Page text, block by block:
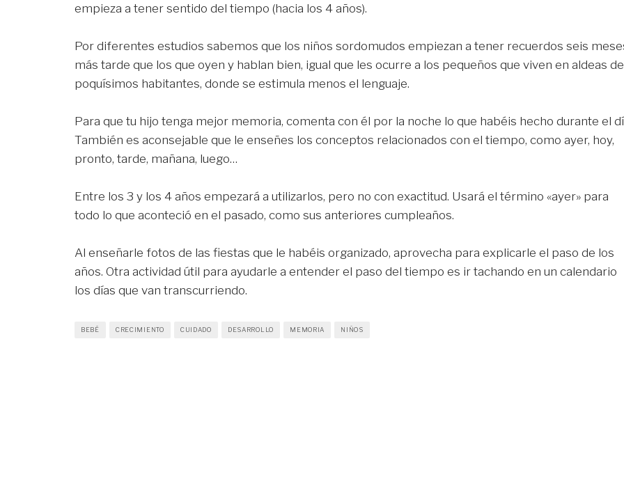
empieza a tener sentido del tiempo (hacia los 4 años).
Por diferentes estudios sabemos que los niños sordomudos empiezan a tener recuerdos seis
más tarde que los que oyen y hablan bien, igual que les ocurre a los pequeños que viven en aldeas de
poquísimos habitantes, donde se estimula menos el lenguaje.
Para que tu hijo tenga mejor memoria, comenta con él por la noche lo que habéis hecho durante el
También es aconsejable que le enseñes los conceptos relacionados con el tiempo, como ayer, hoy,
pronto, tarde, mañana, luego…
Entre los 3 y los 4 años empezará a utilizarlos, pero no con exactitud. Usará el término «ayer» para
todo lo que aconteció en el pasado, como sus anteriores cumpleaños.
Al enseñarle fotos de las fiestas que le habéis organizado, aprovecha para explicarle el paso de los
años. Otra actividad útil para ayudarle a entender el paso del tiempo es ir tachando en un calendario
los días que van transcurriendo.
BEBÉ CRECIMIENTO CUIDADO DESARROLLO MEMORIA NIÑOS